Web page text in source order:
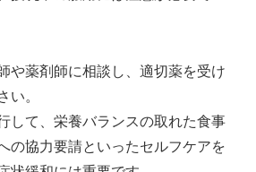
や薬剤師に相談し、適切薬を受け
い。
して、栄養バランスの取れた食事
の協力要請といったセルフケアを